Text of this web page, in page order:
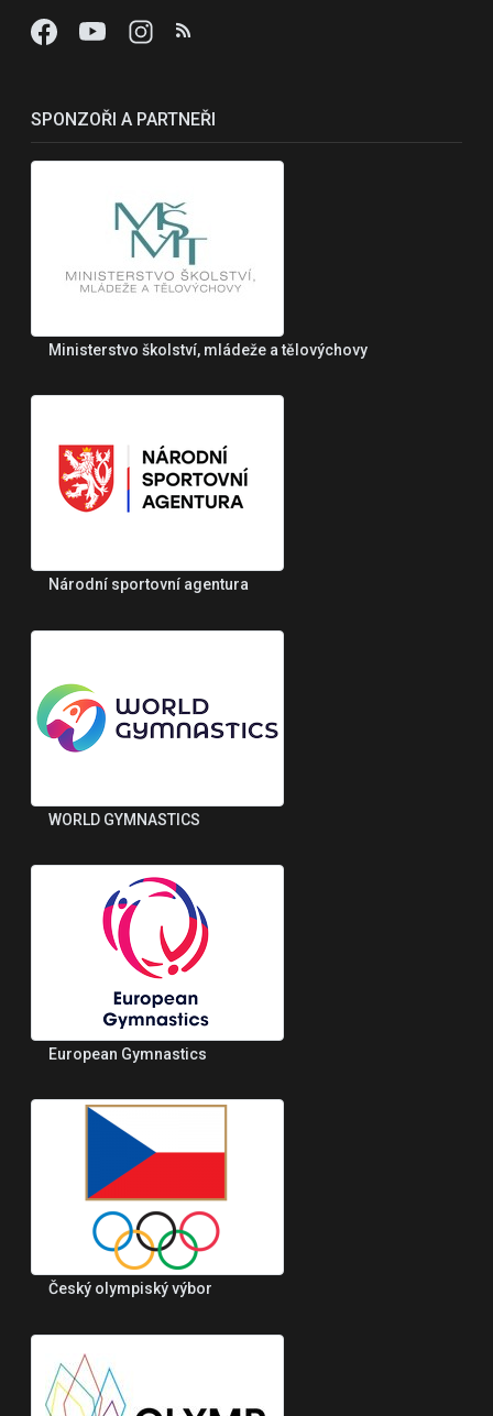
SPONZOŘI A PARTNEŘI
Ministerstvo školství, mládeže a tělovýchovy
Národní sportovní agentura
WORLD GYMNASTICS
European Gymnastics
Český olympiský výbor